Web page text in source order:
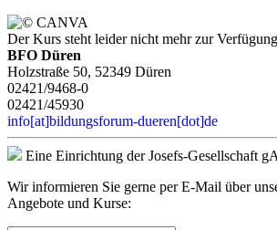
Der Kurs steht leider nicht mehr zur
BFO Düren
Holzstraße 50, 52349 Düren
02421/9468-0
02421/45930
info[at]bildungsforum-dueren[dot]de
Eine Einrichtung der Josefs-Gesellschaft
Wir informieren Sie gerne per E-Mail über
Angebote und Kurse: